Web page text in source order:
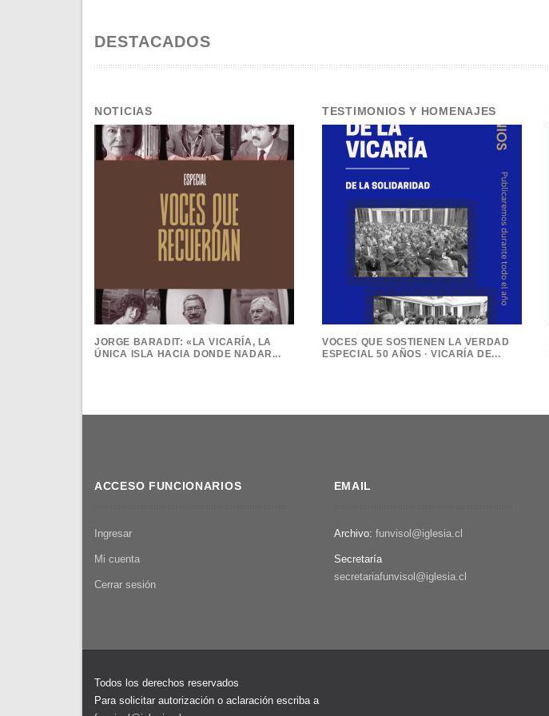
DESTACADOS
NOTICIAS
JORGE BARADIT: «LA VICARÍA, LA
ÚNICA ISLA HACIA DONDE NADAR...
TESTIMONIOS Y HOMENAJES
VOCES QUE SOSTIENEN LA VERDAD
ESPECIAL 50 AÑOS · VICARÍA DE...
ACCESO FUNCIONARIOS
Ingresar
Mi cuenta
Cerrar sesión
EMAIL
Archivo: funvisol@iglesia.cl
Secretaría
secretariafunvisol@iglesia.cl
Todos los derechos reservados
Para solicitar autorización o aclaración escriba a